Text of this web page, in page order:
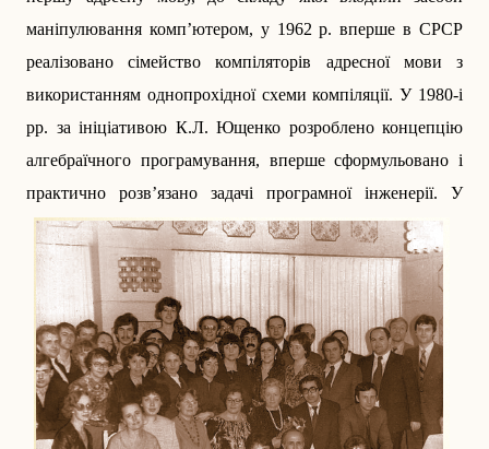
маніпулювання комп’ютером, у 1962 р. вперше в СРСР
реалізовано сімейство компіляторів адресної мови з
використанням однопрохідної схеми компіляції. У 1980-і
рр. за ініціативою К.Л. Ющенко розроблено концепцію
алгебраїчного програмування, вперше сформульовано і
практично розв’язано задачі програмної інженерії. У